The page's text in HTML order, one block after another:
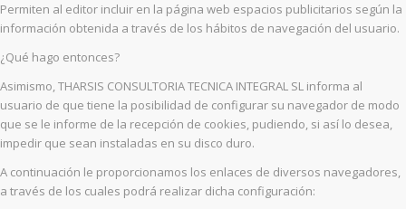
Permiten al editor incluir en la página web espacios publicitarios según la
información obtenida a través de los hábitos de navegación del usuario.
¿Qué hago entonces?
Asimismo, THARSIS CONSULTORIA TECNICA INTEGRAL SL informa al
usuario de que tiene la posibilidad de configurar su navegador de modo
que se le informe de la recepción de cookies, pudiendo, si así lo desea,
impedir que sean instaladas en su disco duro.
A continuación le proporcionamos los enlaces de diversos navegadores,
a través de los cuales podrá realizar dicha configuración: